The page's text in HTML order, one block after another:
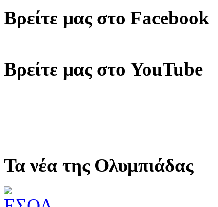
Βρείτε μας στο Facebook
Βρείτε μας στο YouTube
Τα νέα της Ολυμπιάδας